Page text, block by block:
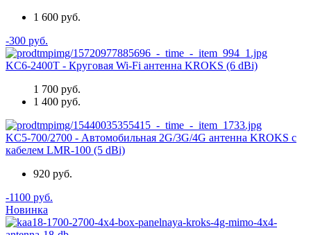
1 600 руб.
-300 руб.
KC6-2400T - Круговая Wi-Fi антенна KROKS (6 dBi)
1 700 руб.
1 400 руб.
KC5-700/2700 - Автомобильная 2G/3G/4G антенна KROKS с
кабелем LMR-100 (5 dBi)
920 руб.
-1100 руб.
Новинка